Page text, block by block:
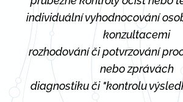
❌ individuální vyhodnocování
konzultacemi
❌ rozhodování či potvrzování
nebo zprávách
❌ diagnostiku či "kontrolu